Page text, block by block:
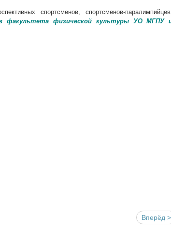
спортсменов, спортсменов-
факультета физической культуры УО МГПУ
Вперёд >